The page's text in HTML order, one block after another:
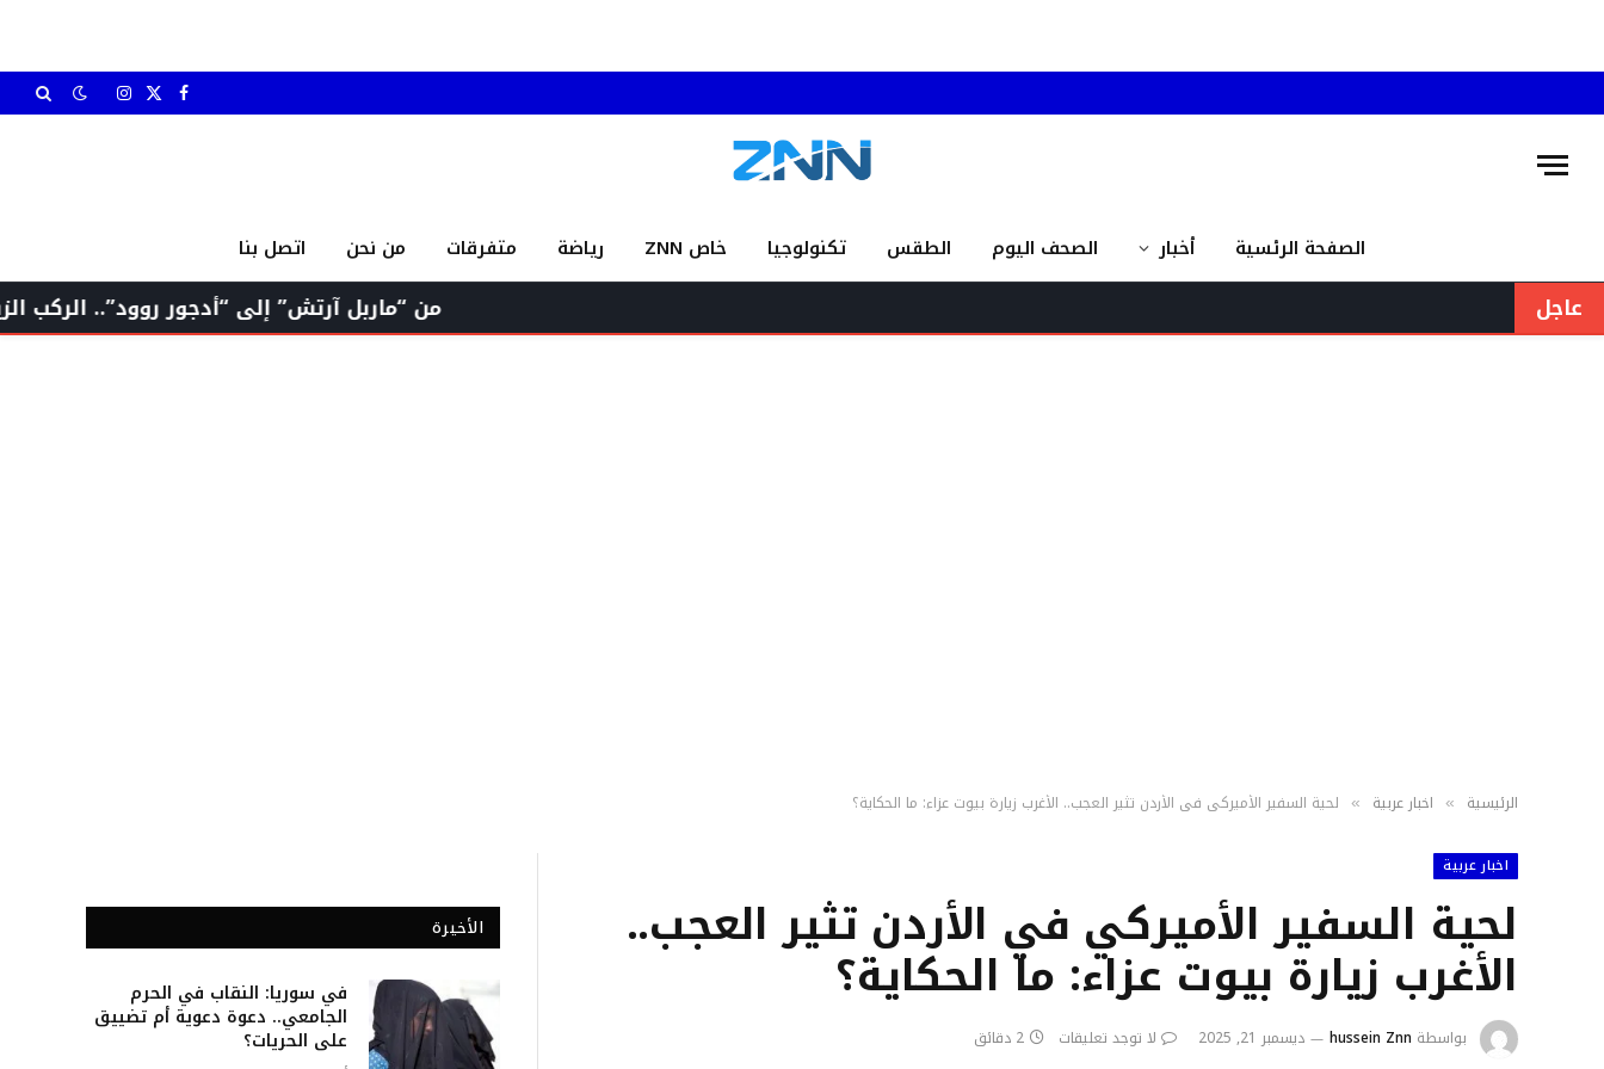
فيسبوك
X الانستغرام
الصفحة الرئسية أخبار الصحف اليوم الطقس تكنولوجيا خاص ZNN رياضة متفرقات من نحن اتصل بنا
عاجل من “ماربل آرتش” إلى “أدجور روود”.. الركب الزينبي
الرئيسية » اخبار عربية » لحية السفير الأميركي في الأردن تثير العجب.. الأغرب زيارة بيوت عزاء: ما الحكاية؟
اخبار عربية
لحية السفير الأميركي في الأردن تثير العجب..
الأغرب زيارة بيوت عزاء: ما الحكاية؟
بواسطة hussein Znn ديسمبر 21, 2025 لا توجد تعليقات 2 دقائق
الأخيرة
في سوريا: النقاب في الحرم
الجامعي.. دعوة دعوية أم تضييق
على الحريات؟